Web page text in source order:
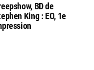
BD de
King : EO, 1e